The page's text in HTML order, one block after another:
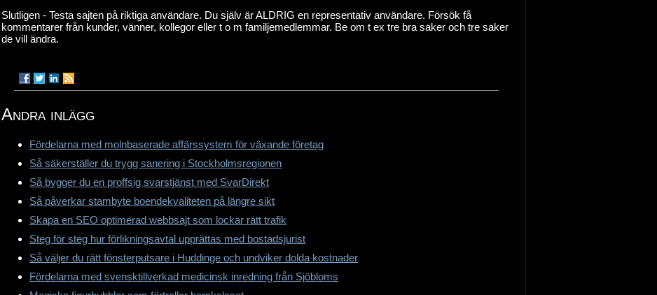
Slutligen - Testa sajten på riktiga användare. Du själv är ALDRIG en representativ användare. Försök få
kommentarer från kunder, vänner, kollegor eller t o m familjemedlemmar. Be om t ex tre bra saker och tre saker
de vill ändra.
Andra inlägg
Fördelarna med molnbaserade affärssystem för växande företag
Så säkerställer du trygg sanering i Stockholmsregionen
Så bygger du en proffsig svarstjänst med SvarDirekt
Så påverkar stambyte boendekvaliteten på längre sikt
Skapa en SEO optimerad webbsajt som lockar rätt trafik
Steg för steg hur förlikningsavtal upprättas med bostadsjurist
Så väljer du rätt fönsterputsare i Huddinge och undviker dolda kostnader
Fördelarna med svensktillverkad medicinsk inredning från Sjöbloms